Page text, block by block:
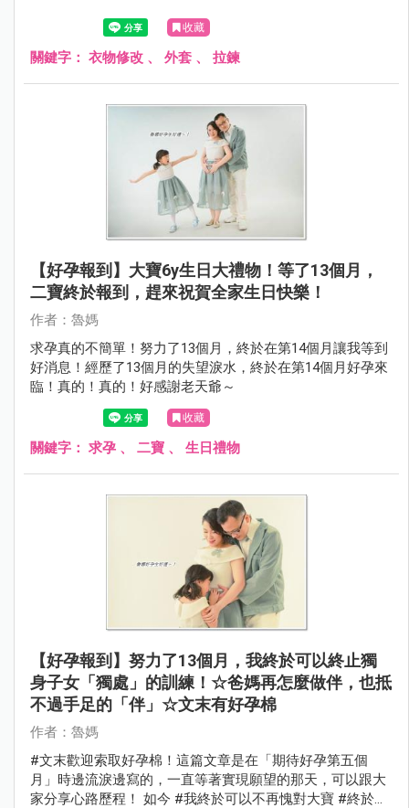
收藏
關鍵字： 衣物修改 、 外套 、 拉鍊
【好孕報到】大寶6y生日大禮物！等了13個月，
二寶終於報到，趕來祝賀全家生日快樂！
作者：魯媽
求孕真的不簡單！努力了13個月，終於在第14個月讓我等到
好消息！經歷了13個月的失望淚水，終於在第14個月好孕來
臨！真的！真的！好感謝老天爺～
收藏
關鍵字： 求孕 、 二寶 、 生日禮物
【好孕報到】努力了13個月，我終於可以終止獨
身子女「獨處」的訓練！☆爸媽再怎麼做伴，也抵
不過手足的「伴」☆文末有好孕棉
作者：魯媽
#文末歡迎索取好孕棉！這篇文章是在「期待好孕第五個
月」時邊流淚邊寫的，一直等著實現願望的那天，可以跟大
家分享心路歷程！ 如今 #我終於可以不再愧對大寶 #終於能